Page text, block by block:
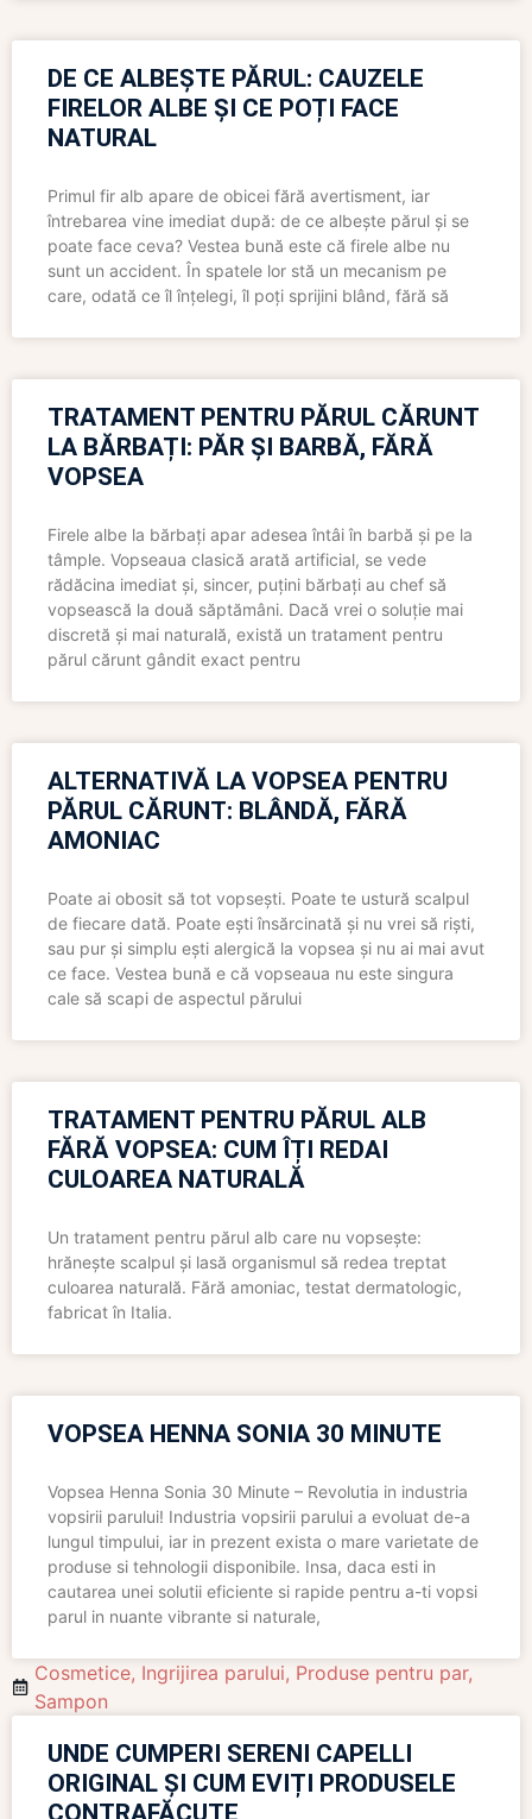
DE CE ALBEȘTE PĂRUL: CAUZELE
FIRELOR ALBE ȘI CE POȚI FACE
NATURAL
Primul fir alb apare de obicei fără avertisment, iar
întrebarea vine imediat după: de ce albește părul și se
poate face ceva? Vestea bună este că firele albe nu
sunt un accident. În spatele lor stă un mecanism pe
care, odată ce îl înțelegi, îl poți sprijini blând, fără să
TRATAMENT PENTRU PĂRUL CĂRUNT
LA BĂRBAȚI: PĂR ȘI BARBĂ, FĂRĂ
VOPSEA
Firele albe la bărbați apar adesea întâi în barbă și pe la
tâmple. Vopseaua clasică arată artificial, se vede
rădăcina imediat și, sincer, puțini bărbați au chef să
vopsească la două săptămâni. Dacă vrei o soluție mai
discretă și mai naturală, există un tratament pentru
părul cărunt gândit exact pentru
ALTERNATIVĂ LA VOPSEA PENTRU
PĂRUL CĂRUNT: BLÂNDĂ, FĂRĂ
AMONIAC
Poate ai obosit să tot vopsești. Poate te ustură scalpul
de fiecare dată. Poate ești însărcinată și nu vrei să riști,
sau pur și simplu ești alergică la vopsea și nu ai mai avut
ce face. Vestea bună e că vopseaua nu este singura
cale să scapi de aspectul părului
TRATAMENT PENTRU PĂRUL ALB
FĂRĂ VOPSEA: CUM ÎȚI REDAI
CULOAREA NATURALĂ
Un tratament pentru părul alb care nu vopsește:
hrănește scalpul și lasă organismul să redea treptat
culoarea naturală. Fără amoniac, testat dermatologic,
fabricat în Italia.
VOPSEA HENNA SONIA 30 MINUTE
Vopsea Henna Sonia 30 Minute – Revolutia in industria
vopsirii parului! Industria vopsirii parului a evoluat de-a
lungul timpului, iar in prezent exista o mare varietate de
produse si tehnologii disponibile. Insa, daca esti in
cautarea unei solutii eficiente si rapide pentru a-ti vopsi
parul in nuante vibrante si naturale,
Cosmetice, Ingrijirea parului, Produse pentru par,
Sampon
UNDE CUMPERI SERENI CAPELLI
ORIGINAL ȘI CUM EVIȚI PRODUSELE
CONTRAFĂCUTE